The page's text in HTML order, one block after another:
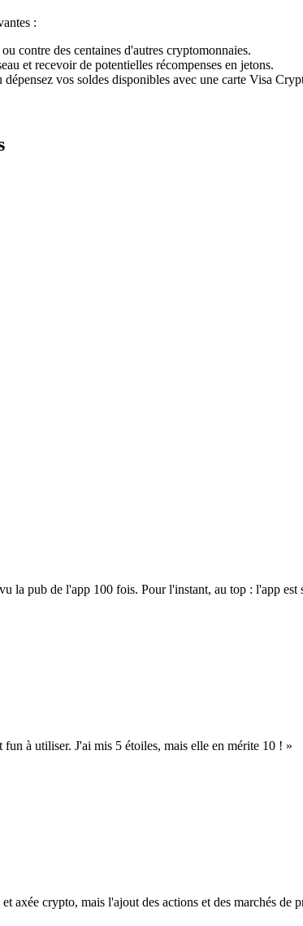
:
contre des centaines d'autres cryptomonnaies.
et recevoir de potentielles récompenses en jetons.
vos soldes disponibles avec une carte Visa
la pub de l'app 100 fois. Pour l'instant, au top : l'app
à utiliser. J'ai mis 5 étoiles, mais elle en mérite 10 ! »
axée crypto, mais l'ajout des actions et des marchés